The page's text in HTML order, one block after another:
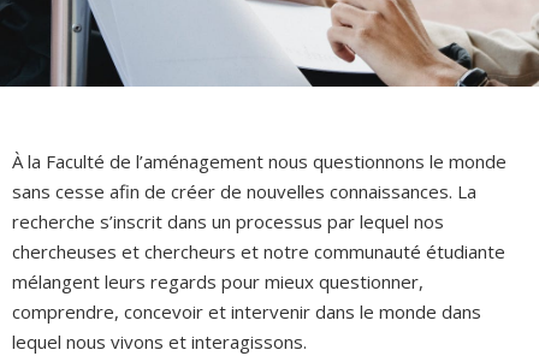
À la Faculté de l’aménagement nous questionnons le monde
sans cesse afin de créer de nouvelles connaissances. La
recherche s’inscrit dans un processus par lequel nos
chercheuses et chercheurs et notre communauté étudiante
mélangent leurs regards pour mieux questionner,
comprendre, concevoir et intervenir dans le monde dans
lequel nous vivons et interagissons.